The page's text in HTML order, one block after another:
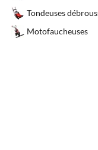
Tondeuses
Motofaucheuses